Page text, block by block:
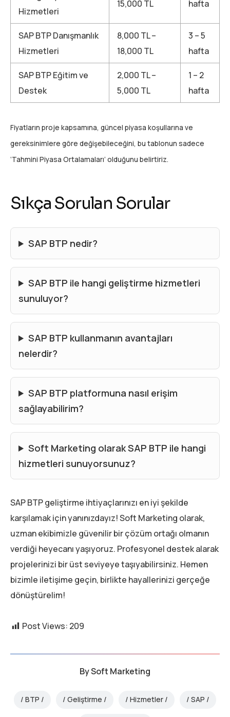
Hizmetleri
15,000 TL hafta
SAP BTP Danışmanlık
Hizmetleri
8,000 TL –
18,000 TL
3 – 5
hafta
SAP BTP Eğitim ve
Destek
2,000 TL –
5,000 TL
1 – 2
hafta
Fiyatların proje kapsamına, güncel piyasa koşullarına ve
gereksinimlere göre değişebileceğini, bu tablonun sadece
‘Tahmini Piyasa Ortalamaları’ olduğunu belirtiriz.
Sıkça Sorulan Sorular
SAP BTP nedir?
SAP BTP ile hangi geliştirme hizmetleri
sunuluyor?
SAP BTP kullanmanın avantajları
nelerdir?
SAP BTP platformuna nasıl erişim
sağlayabilirim?
Soft Marketing olarak SAP BTP ile hangi
hizmetleri sunuyorsunuz?
SAP BTP geliştirme ihtiyaçlarınızı en iyi şekilde
karşılamak için yanınızdayız! Soft Marketing olarak,
uzman ekibimizle güvenilir bir çözüm ortağı olmanın
verdiği heyecanı yaşıyoruz. Profesyonel destek alarak
projelerinizi bir üst seviyeye taşıyabilirsiniz. Hemen
bizimle iletişime geçin, birlikte hayallerinizi gerçeğe
dönüştürelim!
Post Views: 209
BySoft Marketing
BTP Geliştirme Hizmetler SAP